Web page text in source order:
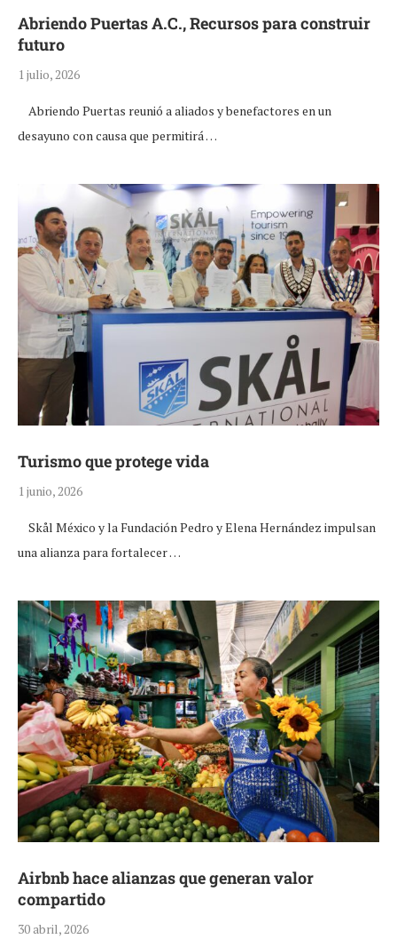
Abriendo Puertas A.C., Recursos para construir
futuro
1 julio, 2026
Abriendo Puertas reunió a aliados y benefactores en un
desayuno con causa que permitirá …
Turismo que protege vida
1 junio, 2026
Skål México y la Fundación Pedro y Elena Hernández impulsan
una alianza para fortalecer …
Airbnb hace alianzas que generan valor
compartido
30 abril, 2026